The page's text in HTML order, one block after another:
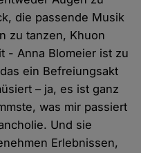
die passende Musik
zu tanzen, Khuon
- Anna Blomeier ist zu
ein Befreiungsakt
– ja, es ist ganz
was mir passiert
Und sie
Erlebnissen,